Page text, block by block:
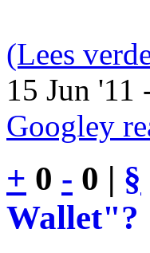
(Lees
15 Jun '11
Googley
+ 0 - 0 | §
Wallet"?